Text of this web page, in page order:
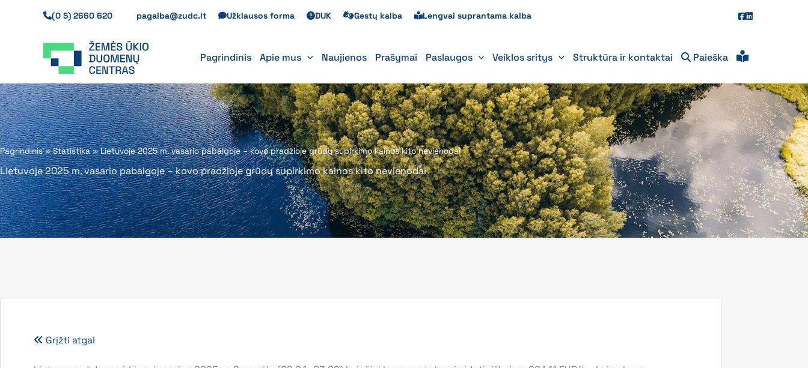
(0 5) 2660 620 pagalba@zudc.lt Užklausos forma DUK Gestų kalba Lengvai suprantama kalba
Pagrindinis Apie mus Naujienos Prašymai Paslaugos Veiklos sritys Struktūra ir kontaktai Paieška
Pagrindinis»Statistika»Lietuvoje 2025 m. vasario pabaigoje – kovo pradžioje grūdų supirkimo kainos kito nevienodai
Lietuvoje 2025 m. vasario pabaigoje – kovo pradžioje grūdų supirkimo kainos kito nevienodai
Grįžti atgal